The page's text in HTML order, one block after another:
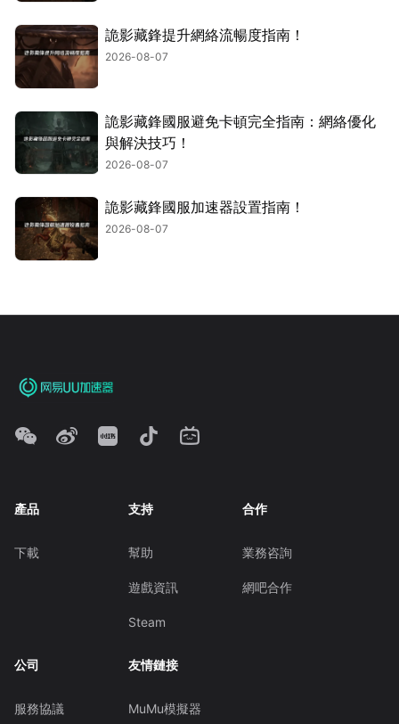
詭影藏鋒提升網絡流暢度指南！
2026-08-07
詭影藏鋒國服避免卡頓完全指南：網絡優化
與解決技巧！
2026-08-07
詭影藏鋒國服加速器設置指南！
2026-08-07
產品
下載
支持
幫助
遊戲資訊
Steam
合作
業務咨詢
網吧合作
公司
服務協議
友情鏈接
MuMu模擬器